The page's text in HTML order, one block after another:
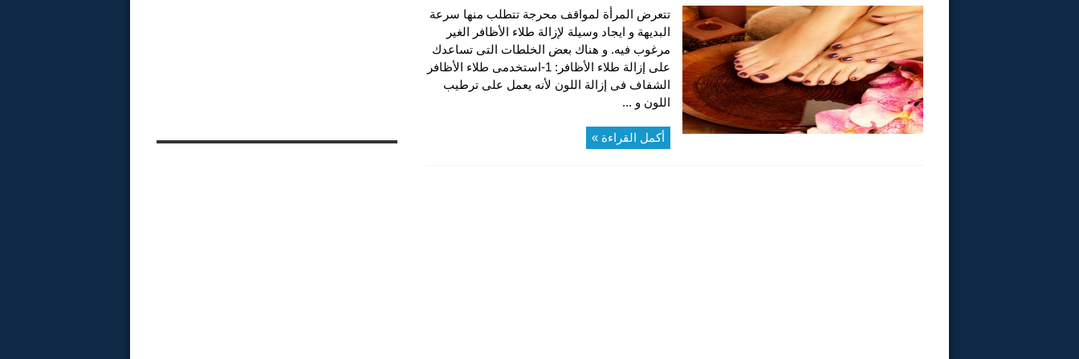
تتعرض المرأة لمواقف محرجة تتطلب منها سرعة
البديهة و ايجاد وسيلة لإزالة طلاء الأظافر الغير
مرغوب فيه. و هناك بعض الخلطات التى تساعدك
على إزالة طلاء الأظافر: 1-استخدمى طلاء الأظافر
الشفاف فى إزالة اللون لأنه يعمل على ترطيب
اللون و ...
أكمل القراءة »